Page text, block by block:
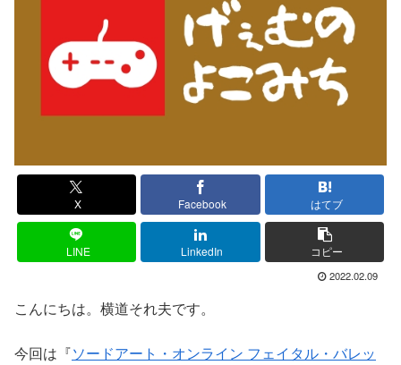
X Facebook はてブ
LINE LinkedIn コピー
2022.02.09
こんにちは。横道それ夫です。
今回は『ソードアート・オンライン フェイタル・バレッ